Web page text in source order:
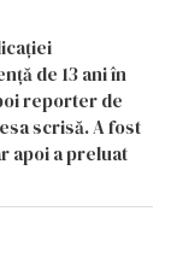
de 13 ani în
reporter de
scrisă. A fost
apoi a preluat